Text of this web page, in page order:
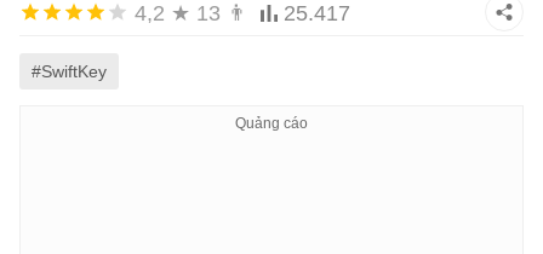
4,2 ★ 13 👨 25.417
#SwiftKey